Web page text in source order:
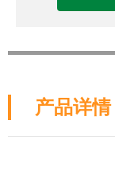
产品详情